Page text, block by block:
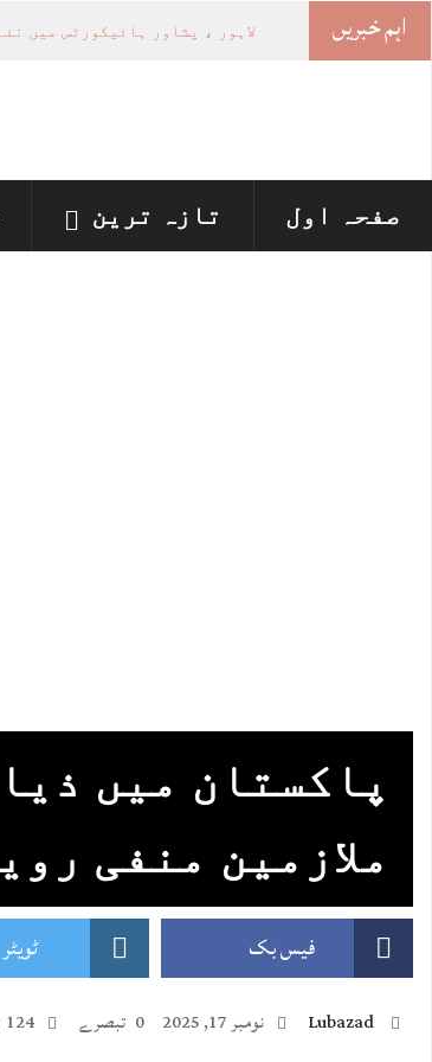
اہم خبریں
صفحہ اول تازہ ترین
پاکستان میں
ملازمین منفی
فیس بک ٹویٹر
Lubazad نومبر 17, 2025 0 تبصرے 124 مناظر